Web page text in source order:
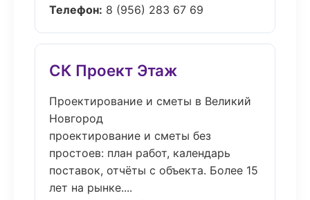
Телефон: 8 (956) 283 67 69
СК Проект Этаж
Проектирование и сметы в Великий
Новгород
проектирование и сметы без
простоев: план работ, календарь
поставок, отчёты с объекта. Более 15
лет на рынке....